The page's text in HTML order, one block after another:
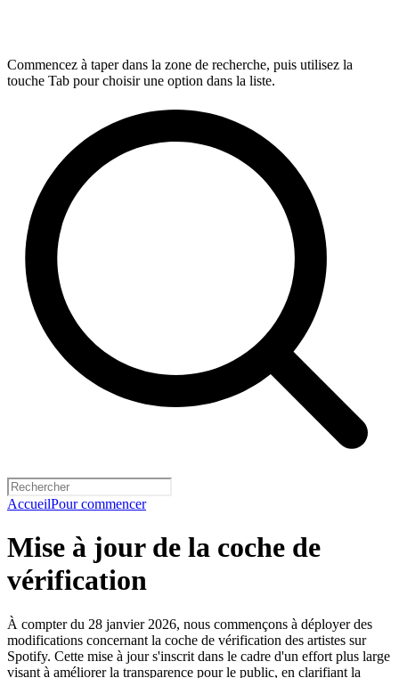
Commencez à taper dans la zone de recherche, puis utilisez la
touche Tab pour choisir une option dans la liste.
AccueilPour commencer
Mise à jour de la coche de
vérification
À compter du 28 janvier 2026, nous commençons à déployer des
modifications concernant la coche de vérification des artistes sur
Spotify. Cette mise à jour s'inscrit dans le cadre d'un effort plus large
visant à améliorer la transparence pour le public, en clarifiant la